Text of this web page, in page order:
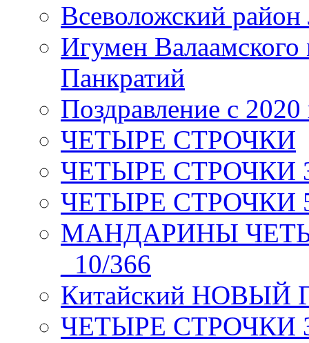
Всеволожский район
Игумен
Панкратий
Поздравление с 2020
ЧЕТЫРЕ СТРОЧКИ
ЧЕТЫРЕ СТРОЧКИ 3
ЧЕТЫРЕ СТРОЧКИ 5
МАНДАРИНЫ
_10/366
Китайский НОВЫЙ
ЧЕТЫРЕ СТРОЧКИ